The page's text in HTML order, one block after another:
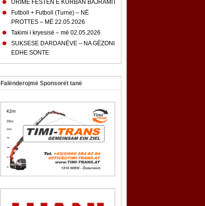
URIME FESTËN E KURBAN BAJRAMIT
Futboll + Futboll (Turne) – NË
PROTTES – MË 22.05.2026
Takimi i kryesisë – më 02.05.2026
SUKSESE DARDANËVE – NA GËZONI
EDHE SONTE
Falënderojmë Sponsorët tanë